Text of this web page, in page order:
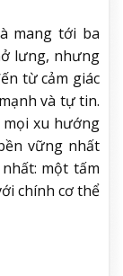
mang tới ba
lưng, nhưng
từ cảm giác
và tự tin.
xu hướng
vững nhất
một tấm
chính cơ thể